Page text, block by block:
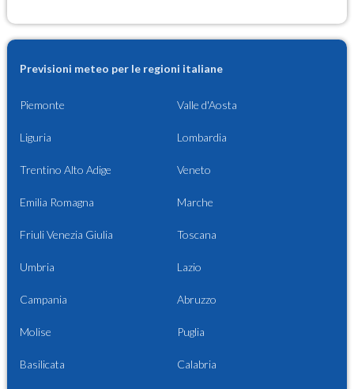
Previsioni meteo per le regioni italiane
Piemonte Valle d'Aosta
Liguria Lombardia
Trentino Alto Adige Veneto
Emilia Romagna Marche
Friuli Venezia Giulia Toscana
Umbria Lazio
Campania Abruzzo
Molise Puglia
Basilicata Calabria